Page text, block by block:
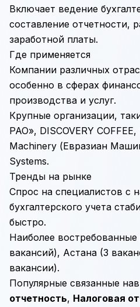
Включает ведение
составление отчетности,
заработной платы.
Где применяется
Компании различных
особенно в сферах
производства и услуг.
Крупные организации,
РАО», DISCOVERY
Machinery (Евразиан
Systems.
Тренды на рынке
Спрос на специалистов с
бухгалтерского учета
быстро.
Наиболее
вакансий), Астана (3
вакансии).
Популярные связанные
отчетность, Налоговая